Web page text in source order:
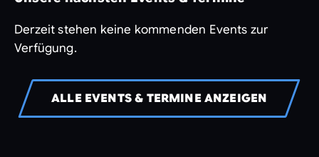
Derzeit stehen keine kommenden Events zur
Verfügung.
ALLE EVENTS & TERMINE ANZEIGEN